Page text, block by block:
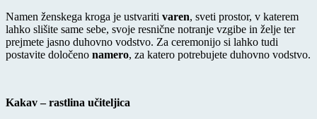
Namen ženskega kroga je ustvariti varen, sveti prostor, v katerem
lahko slišite same sebe, svoje resnične notranje vzgibe in želje ter
prejmete jasno duhovno vodstvo. Za ceremonijo si lahko tudi
postavite določeno namero, za katero potrebujete duhovno vodstvo.
Kakav – rastlina učiteljica